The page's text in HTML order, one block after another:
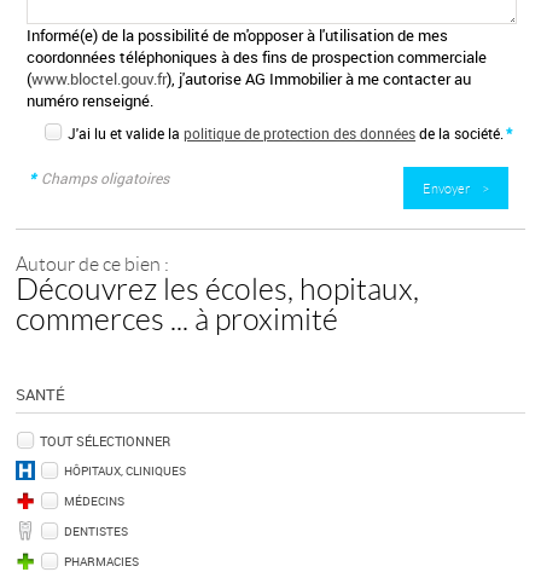
Informé(e) de la possibilité de m'opposer à l'utilisation de mes
coordonnées téléphoniques à des fins de prospection commerciale
(www.bloctel.gouv.fr), j'autorise AG Immobilier à me contacter au
numéro renseigné.
J'ai lu et valide lapolitique de protection des donnéesde la société. *
* Champs oligatoires
Autour de ce bien :
Découvrez les écoles, hopitaux,
commerces ... à proximité
SANTÉ
TOUT SÉLECTIONNER
HÔPITAUX, CLINIQUES
MÉDECINS
DENTISTES
PHARMACIES